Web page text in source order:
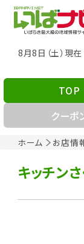
8月8日（土）現
ホーム お店情
TOP
クーポ
キッチンさ